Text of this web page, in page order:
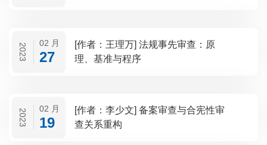
2023 02 月
27
[作者：王理万] 法规事先审查：原
理、基准与程序
2023 02 月
19
[作者：李少文] 备案审查与合宪性审
查关系重构